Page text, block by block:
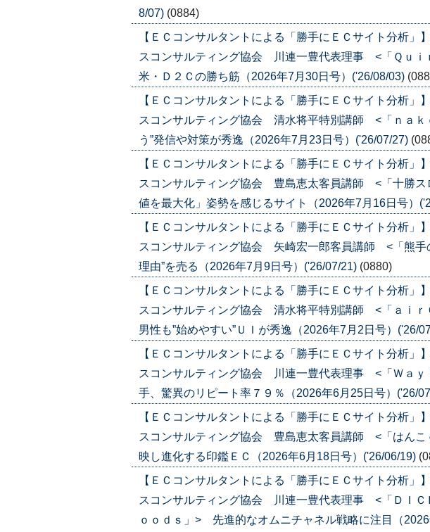
8/07) (0884)
【ＥＣコンサルタントによる「勝手にＥＣサイト分析
スコンサルティング協会 川連一豊代表理事 <「Ｑｕｉ
米・Ｄ２Ｃの勝ち筋（2026年7月30日号）('26/08/03)
【ＥＣコンサルタントによる「勝手にＥＣサイト分析
スコンサルティング協会 清水将平特別講師 <「ｎａｋ
う”発信や対策が秀逸（2026年7月23日号）('26/07/27)
【ＥＣコンサルタントによる「勝手にＥＣサイト分析
スコンサルティング協会 豊島恵太客員講師 <「十勝
値を最大化」姿勢を感じるサイト（2026年7月16日号）
【ＥＣコンサルタントによる「勝手にＥＣサイト分析
スコンサルティング協会 矢崎宏一郎客員講師 <「熊手
理由”を売る（2026年7月9日号）('26/07/21) (0880)
【ＥＣコンサルタントによる「勝手にＥＣサイト分析
スコンサルティング協会 清水将平特別講師 <「ａｉ
男性も”始めやすい”ＵＩが秀逸（2026年7月2日号）('26/
【ＥＣコンサルタントによる「勝手にＥＣサイト分析
スコンサルティング協会 川連一豊代表理事 <「Ｗａ
手、驚異のリピート率７９％（2026年6月25日号）('26/
【ＥＣコンサルタントによる「勝手にＥＣサイト分析
スコンサルティング協会 豊島恵太客員講師 <「はん
映し進化する印鑑ＥＣ（2026年6月18日号）('26/06/19)
【ＥＣコンサルタントによる「勝手にＥＣサイト分析
スコンサルティング協会 川連一豊代表理事 <「ＤＩ
ｏｏｄｓ」> 先進的なオムニチャネル戦略に注目（